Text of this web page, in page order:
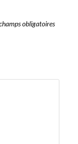
obligatoires